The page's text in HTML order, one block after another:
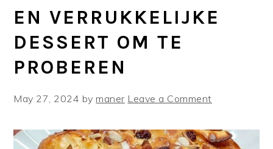
EN VERRUKKELIJKE
DESSERT OM TE
PROBEREN
May 27, 2024 bymaner Leave a Comment